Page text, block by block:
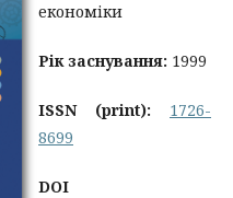
економiки
Рік заснування: 1999
ISSN (print):
1726-
8699
DOI